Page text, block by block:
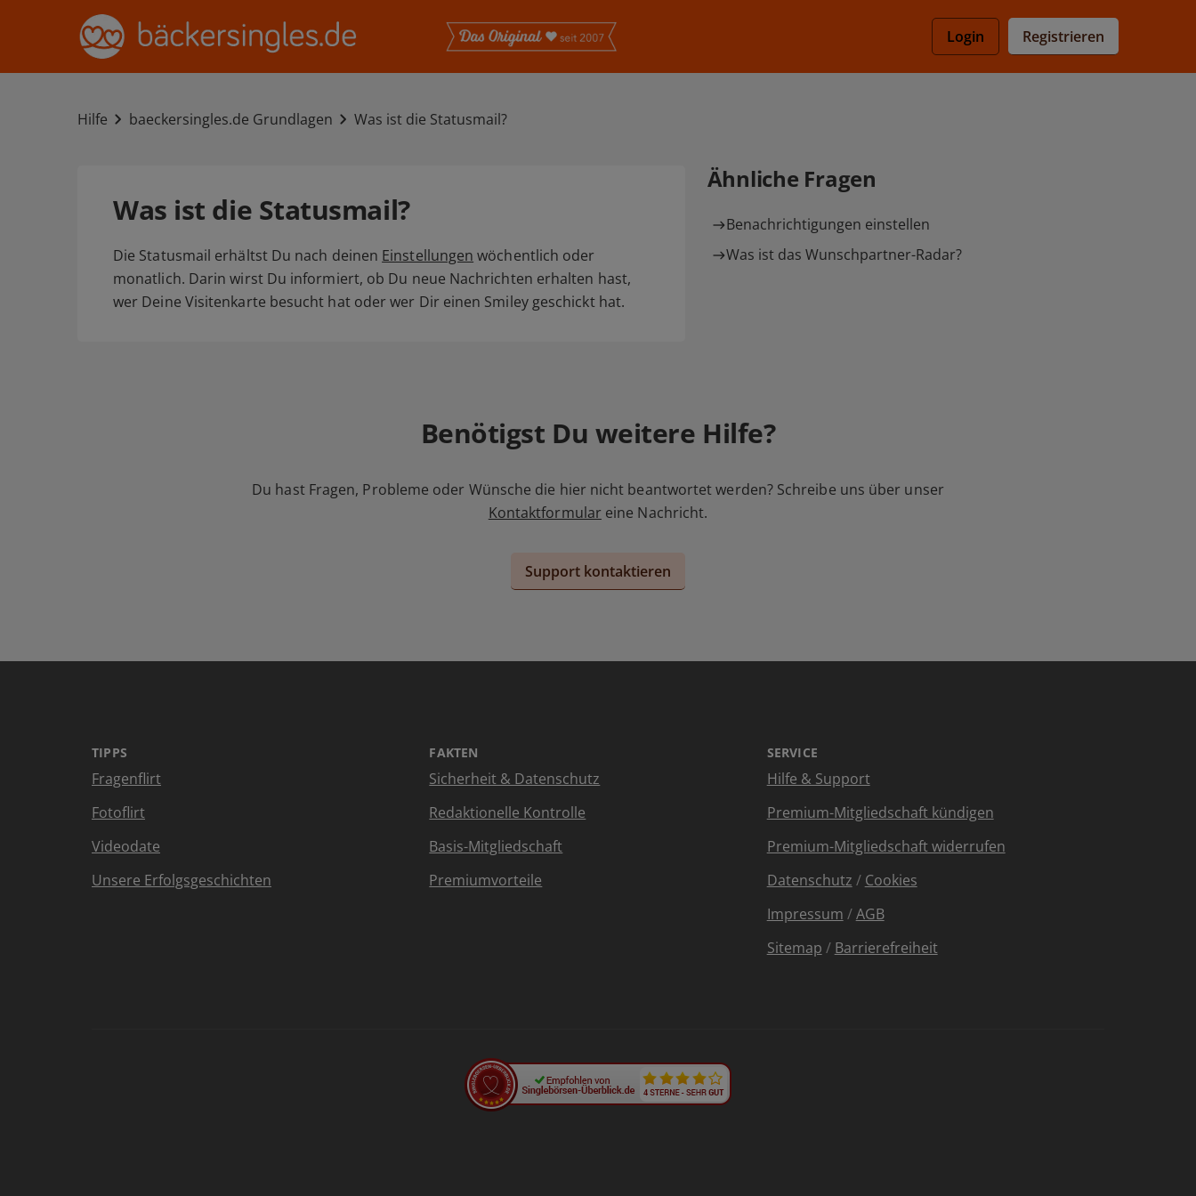
Login Registrieren
Hilfe baeckersingles.de Grundlagen Was ist die Statusmail?
Was ist die Statusmail?
Die Statusmail erhältst Du nach deinen Einstellungen wöchentlich oder
monatlich. Darin wirst Du informiert, ob Du neue Nachrichten erhalten hast,
wer Deine Visitenkarte besucht hat oder wer Dir einen Smiley geschickt hat.
Ähnliche Fragen
Benachrichtigungen einstellen
Was ist das Wunschpartner-Radar?
Benötigst Du weitere Hilfe?
Du hast Fragen, Probleme oder Wünsche die hier nicht beantwortet werden? Schreibe uns über unser
Kontaktformular eine Nachricht.
Support kontaktieren
TIPPS
Fragenflirt
Fotoflirt
Videodate
Unsere Erfolgsgeschichten
FAKTEN
Sicherheit & Datenschutz
Redaktionelle Kontrolle
Basis-Mitgliedschaft
Premiumvorteile
SERVICE
Hilfe & Support
Premium-Mitgliedschaft kündigen
Premium-Mitgliedschaft widerrufen
Datenschutz / Cookies
Impressum /AGB
Sitemap / Barrierefreiheit